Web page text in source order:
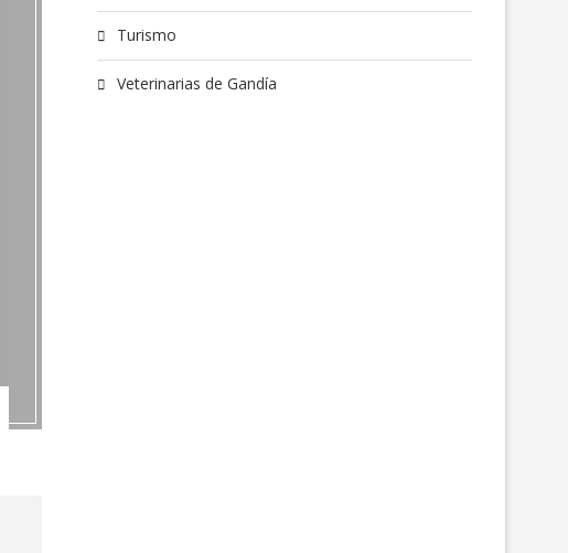
Turismo
Veterinarias de Gandía